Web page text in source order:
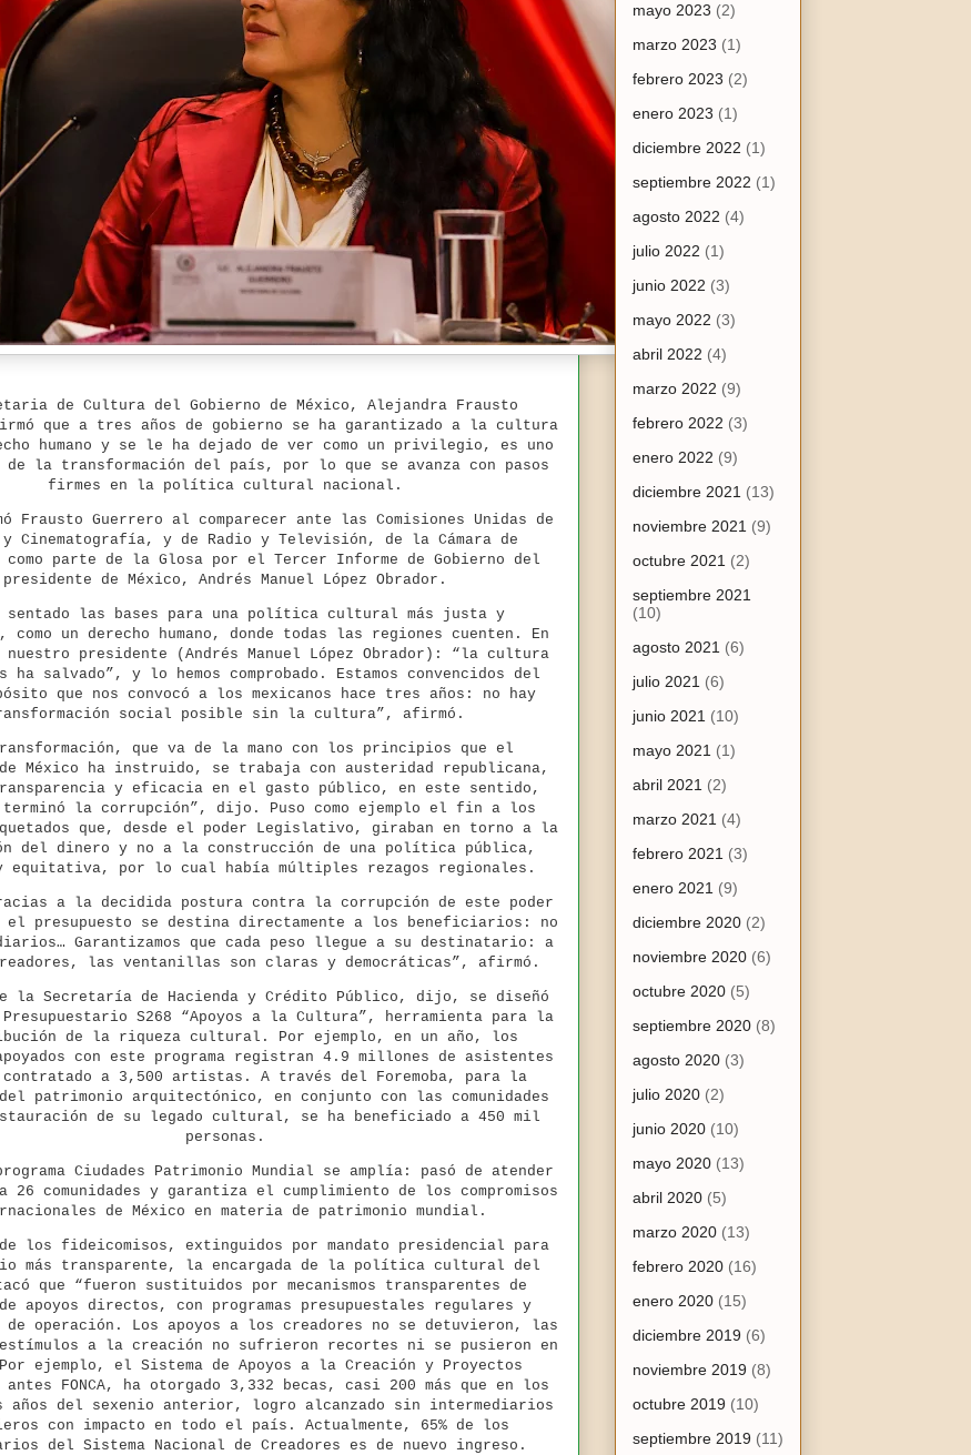
de Cultura del Gobierno de México, Alejandra Frausto
que a tres años de gobierno se ha garantizado a la cultura
humano y se le ha dejado de ver como un privilegio, es uno
la transformación del país, por lo que se avanza con pasos
firmes en la política cultural nacional.
Frausto Guerrero al comparecer ante las Comisiones Unidas de
Cinematografía, y de Radio y Televisión, de la Cámara de
como parte de la Glosa por el Tercer Informe de Gobierno del
presidente de México, Andrés Manuel López Obrador.
sentado las bases para una política cultural más justa y
como un derecho humano, donde todas las regiones cuenten. En
nuestro presidente (Andrés Manuel López Obrador): “la cultura
ha salvado”, y lo hemos comprobado. Estamos convencidos del
que nos convocó a los mexicanos hace tres años: no hay
social posible sin la cultura”, afirmó.
que va de la mano con los principios que el
México ha instruido, se trabaja con austeridad republicana,
y eficacia en el gasto público, en este sentido,
la corrupción”, dijo. Puso como ejemplo el fin a los
que, desde el poder Legislativo, giraban en torno a la
del dinero y no a la construcción de una política pública,
equitativa, por lo cual había múltiples rezagos regionales.
a la decidida postura contra la corrupción de este poder
presupuesto se destina directamente a los beneficiarios: no
Garantizamos que cada peso llegue a su destinatario: a
las ventanillas son claras y democráticas”, afirmó.
la Secretaría de Hacienda y Crédito Público, dijo, se diseñó
Presupuestario S268 “Apoyos a la Cultura”, herramienta para la
de la riqueza cultural. Por ejemplo, en un año, los
con este programa registran 4.9 millones de asistentes
contratado a 3,500 artistas. A través del Foremoba, para la
patrimonio arquitectónico, en conjunto con las comunidades
de su legado cultural, se ha beneficiado a 450 mil
personas.
Ciudades Patrimonio Mundial se amplía: pasó de atender
26 comunidades y garantiza el cumplimiento de los compromisos
de México en materia de patrimonio mundial.
los fideicomisos, extinguidos por mandato presidencial para
más transparente, la encargada de la política cultural del
que “fueron sustituidos por mecanismos transparentes de
apoyos directos, con programas presupuestales regulares y
de operación. Los apoyos a los creadores no se detuvieron, las
a la creación no sufrieron recortes ni se pusieron en
ejemplo, el Sistema de Apoyos a la Creación y Proyectos
FONCA, ha otorgado 3,332 becas, casi 200 más que en los
años del sexenio anterior, logro alcanzado sin intermediarios
con impacto en todo el país. Actualmente, 65% de los
del Sistema Nacional de Creadores es de nuevo ingreso.
mayo 2023 (2)
marzo 2023 (1)
febrero 2023 (2)
enero 2023 (1)
diciembre 2022 (1)
septiembre 2022 (1)
agosto 2022 (4)
julio 2022 (1)
junio 2022 (3)
mayo 2022 (3)
abril 2022 (4)
marzo 2022 (9)
febrero 2022 (3)
enero 2022 (9)
diciembre 2021 (13)
noviembre 2021 (9)
octubre 2021 (2)
septiembre 2021
(10)
agosto 2021 (6)
julio 2021 (6)
junio 2021 (10)
mayo 2021 (1)
abril 2021 (2)
marzo 2021 (4)
febrero 2021 (3)
enero 2021 (9)
diciembre 2020 (2)
noviembre 2020 (6)
octubre 2020 (5)
septiembre 2020 (8)
agosto 2020 (3)
julio 2020 (2)
junio 2020 (10)
mayo 2020 (13)
abril 2020 (5)
marzo 2020 (13)
febrero 2020 (16)
enero 2020 (15)
diciembre 2019 (6)
noviembre 2019 (8)
octubre 2019 (10)
septiembre 2019 (11)